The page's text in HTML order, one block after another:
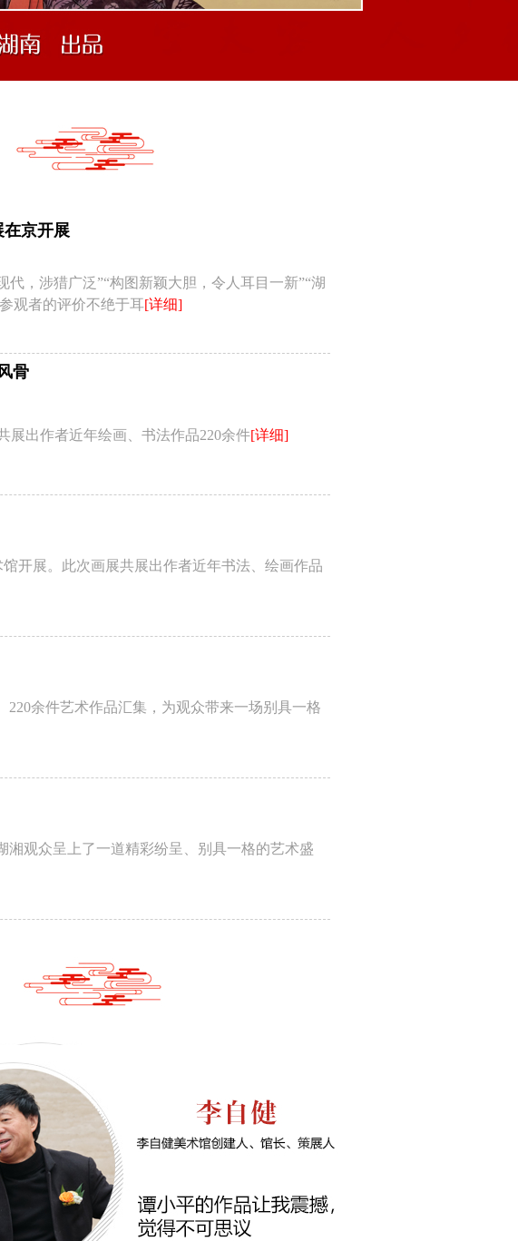
在京开展
，涉猎广泛”“构图新颖大胆，令人耳目一新”“湖
观者的评价不绝于耳[详细]
骨
展出作者近年绘画、书法作品220余件[详细]
开展。此次画展共展出作者近年书法、绘画作品
220余件艺术作品汇集，为观众带来一场别具一格
湘观众呈上了一道精彩纷呈、别具一格的艺术盛